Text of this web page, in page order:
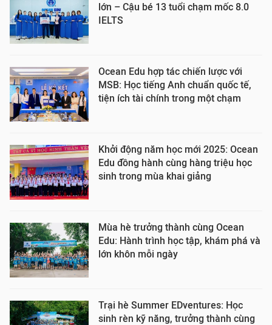
lớn – Cậu bé 13 tuổi chạm mốc 8.0
IELTS
Ocean Edu hợp tác chiến lược với
MSB: Học tiếng Anh chuẩn quốc tế,
tiện ích tài chính trong một chạm
Khởi động năm học mới 2025: Ocean
Edu đồng hành cùng hàng triệu học
sinh trong mùa khai giảng
Mùa hè trưởng thành cùng Ocean
Edu: Hành trình học tập, khám phá và
lớn khôn mỗi ngày
Trại hè Summer EDventures: Học
sinh rèn kỹ năng, trưởng thành cùng